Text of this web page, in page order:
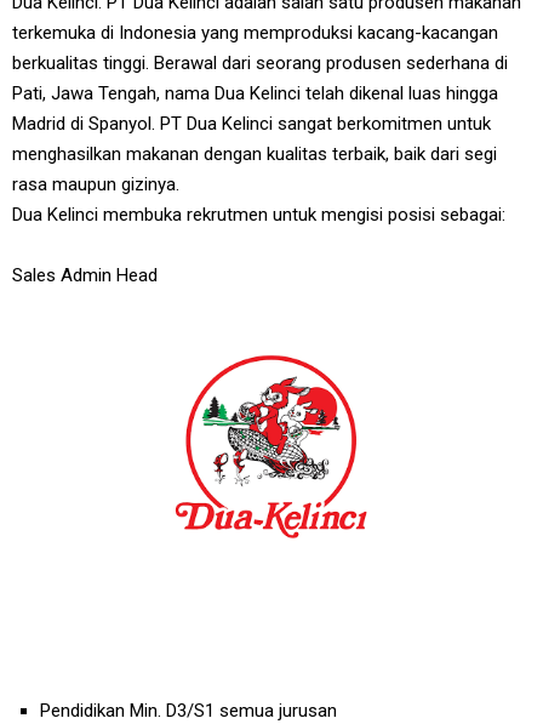
terkemuka di Indonesia yang memproduksi kacang-kacangan
berkualitas tinggi. Berawal dari seorang produsen sederhana di
Pati, Jawa Tengah, nama Dua Kelinci telah dikenal luas hingga
Madrid di Spanyol. PT Dua Kelinci sangat berkomitmen untuk
menghasilkan makanan dengan kualitas terbaik, baik dari segi
rasa maupun gizinya.
Dua Kelinci membuka rekrutmen untuk mengisi posisi sebagai:
Sales Admin Head
Pendidikan Min. D3/S1 semua jurusan